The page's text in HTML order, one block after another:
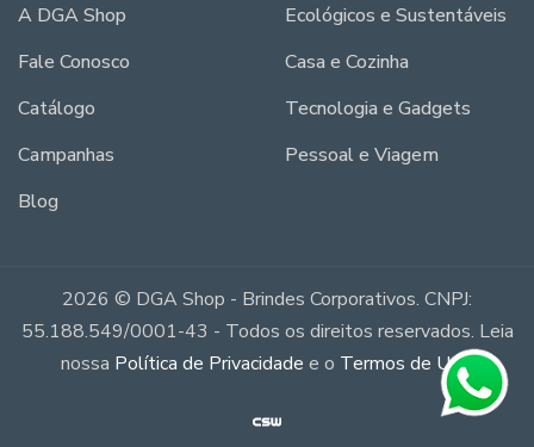
A DGA Shop
Fale Conosco
Catálogo
Campanhas
Blog
Ecológicos e Sustentáveis
Casa e Cozinha
Tecnologia e Gadgets
Pessoal e Viagem
2026 © DGA Shop - Brindes Corporativos. CNPJ:
55.188.549/0001-43 - Todos os direitos reservados. Leia
nossa Política de Privacidade e o Termos de Uso.